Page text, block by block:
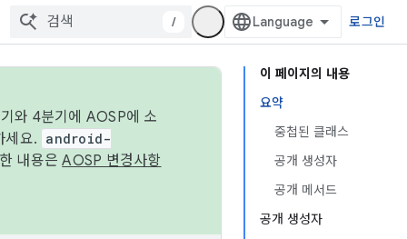
/ 로그인
이 페이지의 내용
요약
중첩된 클래스
공개 생성자
공개 메서드
공개 생성자
와 4분기에 AOSP에 소
세요. android-
내용은AOSP 변경사항